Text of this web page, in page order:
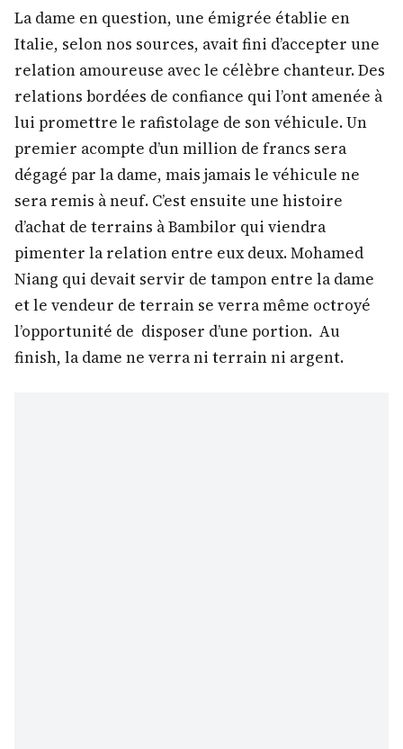
La dame en question, une émigrée établie en
Italie, selon nos sources, avait fini d’accepter une
relation amoureuse avec le célèbre chanteur. Des
relations bordées de confiance qui l’ont amenée à
lui promettre le rafistolage de son véhicule. Un
premier acompte d’un million de francs sera
dégagé par la dame, mais jamais le véhicule ne
sera remis à neuf. C’est ensuite une histoire
d’achat de terrains à Bambilor qui viendra
pimenter la relation entre eux deux. Mohamed
Niang qui devait servir de tampon entre la dame
et le vendeur de terrain se verra même octroyé
l’opportunité de disposer d’une portion. Au
finish, la dame ne verra ni terrain ni argent.